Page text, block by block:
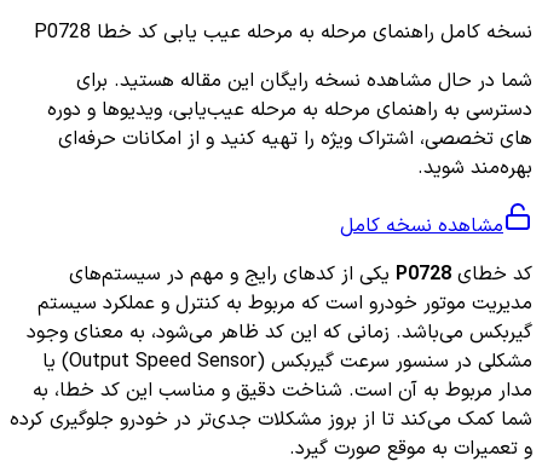
نسخه کامل راهنمای مرحله به مرحله عیب یابی کد خطا P0728
شما در حال مشاهده نسخه رایگان این مقاله هستید. برای
دسترسی به راهنمای مرحله به مرحله عیب‌یابی، ویدیوها و دوره
های تخصصی، اشتراک ویژه را تهیه کنید و از امکانات حرفه‌ای
بهره‌مند شوید.
مشاهده نسخه کامل
کد خطای P0728 یکی از کدهای رایج و مهم در سیستم‌های
مدیریت موتور خودرو است که مربوط به کنترل و عملکرد سیستم
گیربکس می‌باشد. زمانی که این کد ظاهر می‌شود، به معنای وجود
مشکلی در سنسور سرعت گیربکس (Output Speed Sensor) یا
مدار مربوط به آن است. شناخت دقیق و مناسب این کد خطا، به
شما کمک می‌کند تا از بروز مشکلات جدی‌تر در خودرو جلوگیری کرده
و تعمیرات به موقع صورت گیرد.